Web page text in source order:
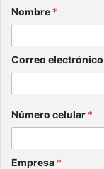
julio 8,
2026
Nombre *
Correo electrónico
Número celular *
Empresa *